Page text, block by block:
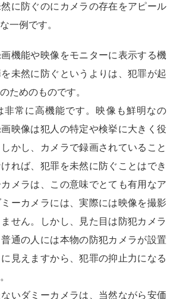
に防ぐのにカメラの存在をアピール
一例です。
機能や映像をモニターに表示する機
未然に防ぐというよりは、犯罪が起
ためのものです。
非常に高機能です。映像も鮮明なの
映像は犯人の特定や検挙に大きく役
かし、カメラで録画されていること
れば、犯罪を未然に防ぐことはでき
メラは、この意味でとても有用なア
ーカメラには、実際には映像を撮影
せん。しかし、見た目は防犯カメラ
通の人には本物の防犯カメラが設置
見えますから、犯罪の抑止力になる
いダミーカメラは、当然ながら安価